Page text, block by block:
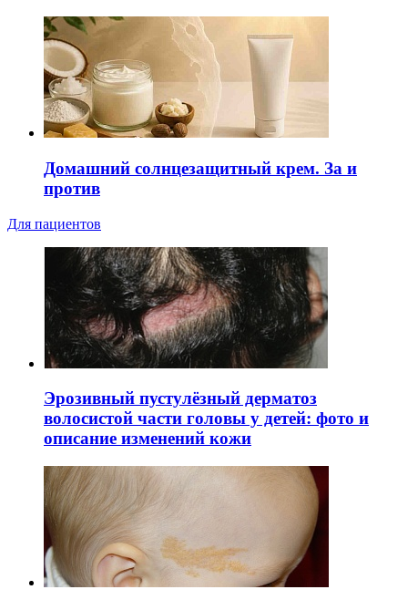
Домашний солнцезащитный крем. За и
против
Для пациентов
Эрозивный пустулёзный дерматоз
волосистой части головы у детей: фото и
описание изменений кожи